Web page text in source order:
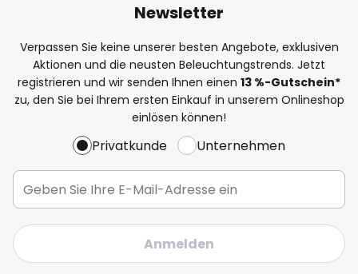
Newsletter
Verpassen Sie keine unserer besten Angebote, exklusiven
Aktionen und die neusten Beleuchtungstrends. Jetzt
registrieren und wir senden Ihnen einen 13 %-Gutschein*
zu, den Sie bei Ihrem ersten Einkauf in unserem Onlineshop
einlösen können!
Privatkunde Unternehmen
Anmelden